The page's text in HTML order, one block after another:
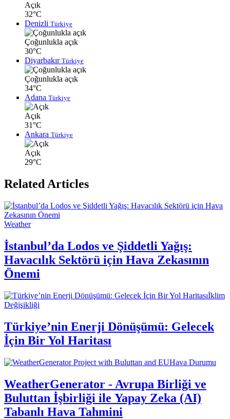
Açık
32°C
Denizli Türkiye
Çoğunlukla açık
30°C
Diyarbakır Türkiye
Çoğunlukla açık
34°C
Adana Türkiye
Açık
31°C
Ankara Türkiye
Açık
29°C
Related Articles
Weather
İstanbul’da Lodos ve Şiddetli Yağış:
Havacılık Sektörü için Hava Zekasının
Önemi
İklim
Değişikliği
Türkiye’nin Enerji Dönüşümü: Gelecek
İçin Bir Yol Haritası
Hava Durumu
WeatherGenerator - Avrupa Birliği ve
Buluttan İşbirliği ile Yapay Zeka (AI)
Tabanlı Hava Tahmini